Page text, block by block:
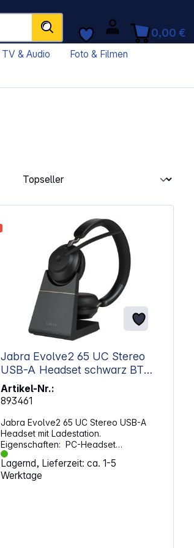
0,00 €
TV & Audio
Foto & Filmen
Jabra Evolve2 65 UC Stereo
USB-A Headset schwarz BT
m.Ladestation
Artikel-Nr.:
893461
Jabra Evolve2 65 UC Stereo USB-A
Headset mit Ladestation.
Eigenschaften: PC-Headset
Ausstattung: Fernbedienung
Integriertes Mikrofon Tragekomfort:
On Ear Durchmesser Treiber: 40 mm
Lagernd, Lieferzeit: ca. 1-5
Werktage